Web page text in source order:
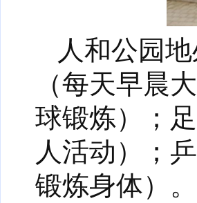
人和公园
（每天早晨
球锻炼）；
人活动）；
锻炼身体）